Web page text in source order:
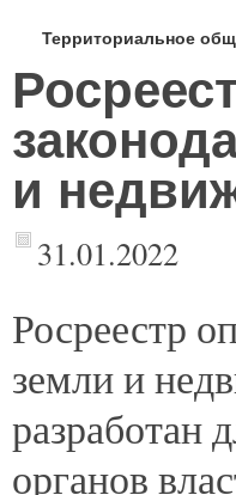
Территориальное
и
31.01.2022
Росреестр
земли и
разработан
органов